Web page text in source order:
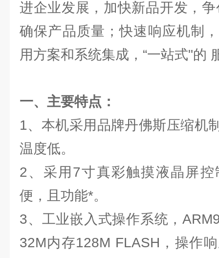
进企业发展，加快新品开发，
确保产品质量；快速响应机制
用方案和系统集成，“一站式"的
一、主要特点：
1、本机采用品牌丹佛斯压缩机
温度低。
2、采用7寸真彩触摸液晶屏
便，且功能*。
3、工业嵌入式操作系统，
32M内存128M FLASH，操作